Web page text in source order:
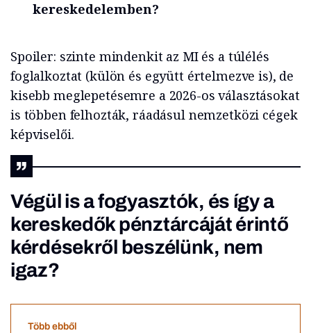
kereskedelemben?
Spoiler: szinte mindenkit az MI és a túlélés
foglalkoztat (külön és együtt értelmezve is), de
kisebb meglepetésemre a 2026-os választásokat
is többen felhozták, ráadásul nemzetközi cégek
képviselői.
Végül is a fogyasztók, és így a
kereskedők pénztárcáját érintő
kérdésekről beszélünk, nem
igaz?
Több ebből